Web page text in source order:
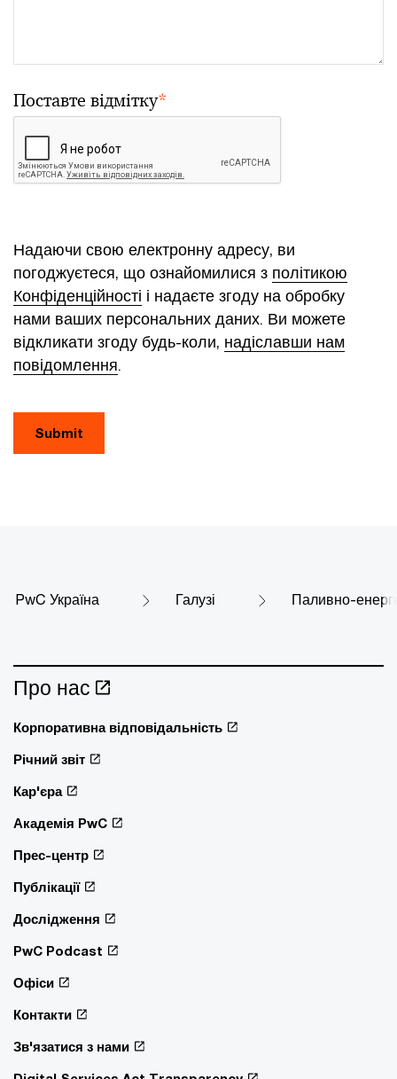
Поставте відмітку*
Надаючи свою електронну адресу, ви
погоджуєтеся, що ознайомилися з політикою
Конфіденційності і надаєте згоду на обробку
нами ваших персональних даних. Ви можете
відкликати згоду будь-коли, надіславши нам
повідомлення.
Submit
PwC Україна Галузі Паливно-
Про нас
Корпоративна відповідальність
Річний звіт
Кар'єра
Академія PwC
Прес-центр
Публікації
Дослідження
PwC Podcast
Офіси
Контакти
Зв'язатися з нами